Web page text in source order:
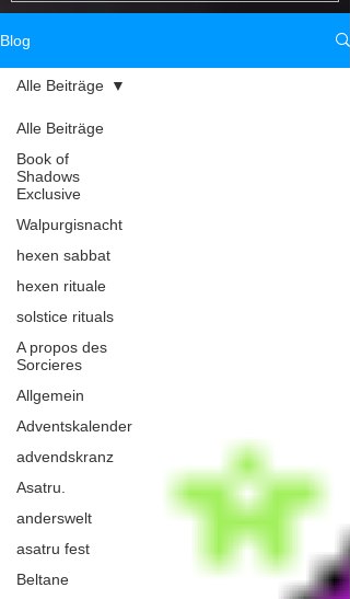
voodoo, i
Blog
Alle Beiträge
Book of
Shadows
Exclusive
Walpurgisnacht
hexen sabbat
hexen rituale
solstice rituals
A propos des
Sorcieres
Allgemein
Adventskalender
advendskranz
Asatru.
anderswelt
asatru fest
Beltane
Alle Beiträge